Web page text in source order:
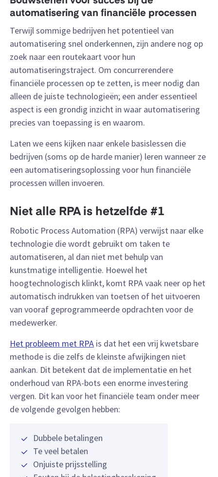
automatisering van financiële processen
Terwijl sommige bedrijven het potentieel van
automatisering snel onderkennen, zijn andere nog op
zoek naar een routekaart voor hun
automatiseringstraject. Om concurrerendere
financiële processen op te zetten, is meer nodig dan
alleen de juiste technologieën; een ander essentieel
aspect is een grondig inzicht in waar automatisering
precies van toepassing is en waarom.
Laten we eens kijken naar enkele basislessen die
bedrijven (soms op de harde manier) leren wanneer ze
een automatiseringsoplossing voor hun financiële
processen willen invoeren.
Niet alle RPA is hetzelfde #1
Robotic Process Automation (RPA) verwijst naar elke
technologie die wordt gebruikt om taken te
automatiseren, al dan niet met behulp van
kunstmatige intelligentie. Hoewel het
hoogtechnologisch klinkt, komt RPA vaak neer op het
automatisch indrukken van toetsen of het uitvoeren
van vooraf geprogrammeerde opdrachten voor de
medewerker.
Het probleem met RPA is dat het een vrij kwetsbare
methode is die zelfs de kleinste afwijkingen niet
aankan. Dit betekent dat de implementatie en het
onderhoud van RPA-bots een enorme investering
vergen. Dit kan voor het financiële team onder meer
de volgende gevolgen hebben:
Dubbele betalingen
Te veel betalen
Onjuiste prijsstelling